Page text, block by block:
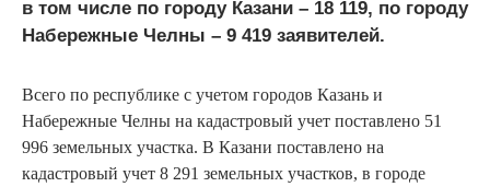
в том числе по городу Казани – 18 119, по городу
Набережные Челны – 9 419 заявителей.
Всего по республике с учетом городов Казань и
Набережные Челны на кадастровый учет поставлено 51
996 земельных участка. В Казани поставлено на
кадастровый учет 8 291 земельных участков, в городе